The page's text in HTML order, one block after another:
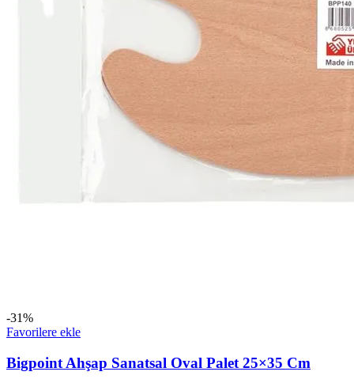
-31%
Favorilere ekle
Bigpoint Ahşap Sanatsal Oval Palet 25×35 Cm